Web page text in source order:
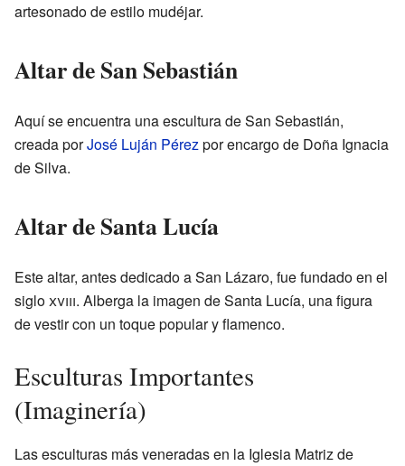
artesonado de estilo mudéjar.
Altar de San Sebastián
Aquí se encuentra una escultura de San Sebastián,
creada porJosé Luján Pérezpor encargo de Doña Ignacia
de Silva.
Altar de Santa Lucía
Este altar, antes dedicado a San Lázaro, fue fundado en el
sigloxviii. Alberga la imagen de Santa Lucía, una figura
de vestir con un toque popular y flamenco.
Esculturas Importantes
(Imaginería)
Las esculturas más veneradas en la Iglesia Matriz de